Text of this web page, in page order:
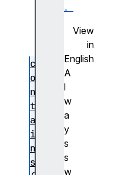
。
View
in
English
A
l
w
a
y
s
s
w
c
o
n
t
a
i
n
s